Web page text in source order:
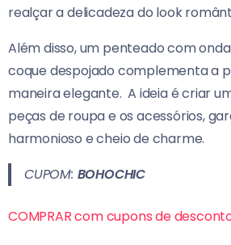
realçar a delicadeza do look
Além disso, um penteado com
coque despojado complementa a
maneira elegante. A ideia é criar
peças de roupa e os acessórios,
harmonioso e cheio de charme.
CUPOM: BOHOCHIC
COMPRAR com cupons de